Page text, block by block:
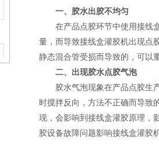
一、胶水出胶不均匀
在产品点胶环节中使用接线
量，而导致接线盒灌胶机出现点
静态混合管受损而导致的，可以
二、出现胶水点胶气泡
胶水气泡现象在产品点胶生
时搅拌反向，方法不正确而导致
现，会影响到接线盒灌胶原理，
胶设备故障问题影响接线盒灌胶